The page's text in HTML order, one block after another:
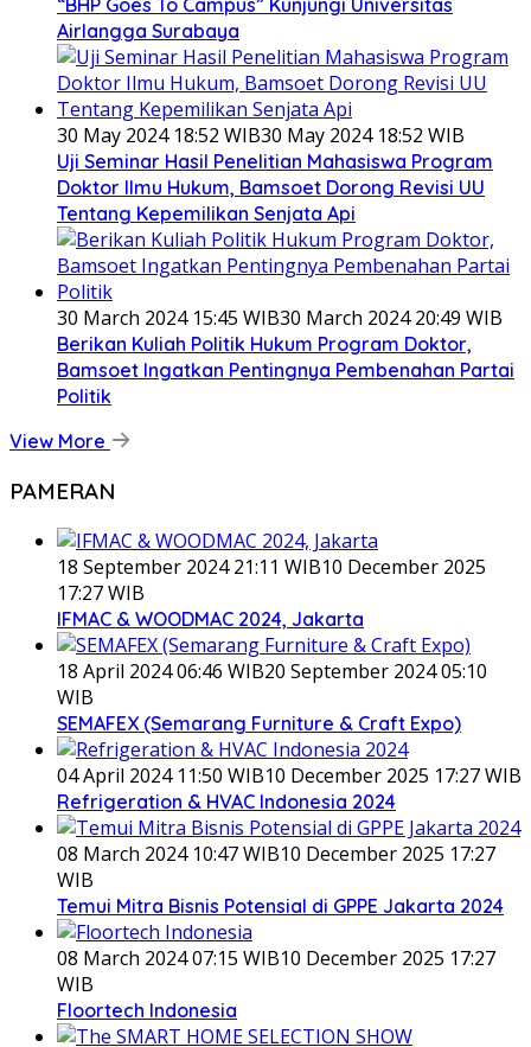
“BHP Goes To Campus” Kunjungi Universitas
Airlangga Surabaya
30 May 2024 18:52 WIB30 May 2024 18:52 WIB
Uji Seminar Hasil Penelitian Mahasiswa Program
Doktor Ilmu Hukum, Bamsoet Dorong Revisi UU
Tentang Kepemilikan Senjata Api
30 March 2024 15:45 WIB30 March 2024 20:49 WIB
Berikan Kuliah Politik Hukum Program Doktor,
Bamsoet Ingatkan Pentingnya Pembenahan Partai
Politik
View More
PAMERAN
18 September 2024 21:11 WIB10 December 2025
17:27 WIB
IFMAC & WOODMAC 2024, Jakarta
18 April 2024 06:46 WIB20 September 2024 05:10
WIB
SEMAFEX (Semarang Furniture & Craft Expo)
04 April 2024 11:50 WIB10 December 2025 17:27 WIB
Refrigeration & HVAC Indonesia 2024
08 March 2024 10:47 WIB10 December 2025 17:27
WIB
Temui Mitra Bisnis Potensial di GPPE Jakarta 2024
08 March 2024 07:15 WIB10 December 2025 17:27
WIB
Floortech Indonesia